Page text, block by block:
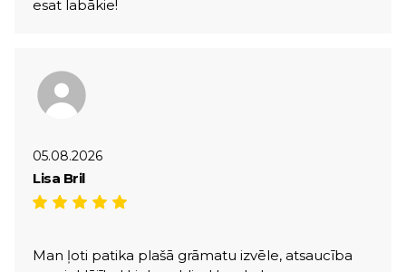
esat labākie!
05.08.2026
Lisa Bril
Man ļoti patika plašā grāmatu izvēle, atsaucība